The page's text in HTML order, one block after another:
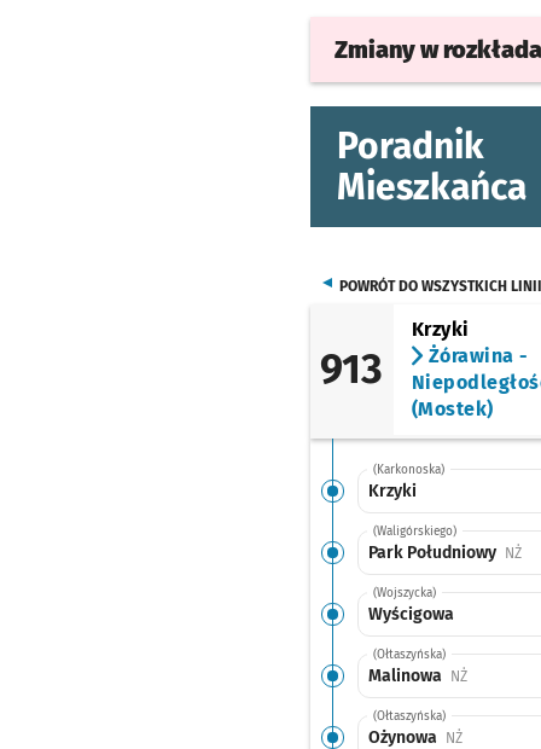
Zmiany w
Poradnik
Mieszkańca
POWRÓT DO WSZYSTKICH LINII
913
Krzyki
Żórawina -
(Mostek)
(Karkonoska)
Krzyki
(Waligórskiego)
Park Południowy NŻ
(Wojszycka)
Wyścigowa
(Ołtaszyńska)
Malinowa NŻPrzystanek
(Ołtaszyńska)
Ożynowa NŻPrzystanek